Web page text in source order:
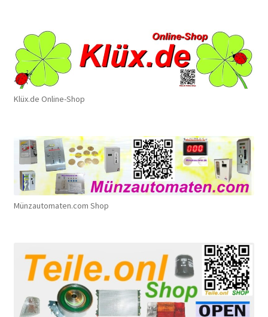
Klüx.de Online-Shop
Münzautomaten.com Shop